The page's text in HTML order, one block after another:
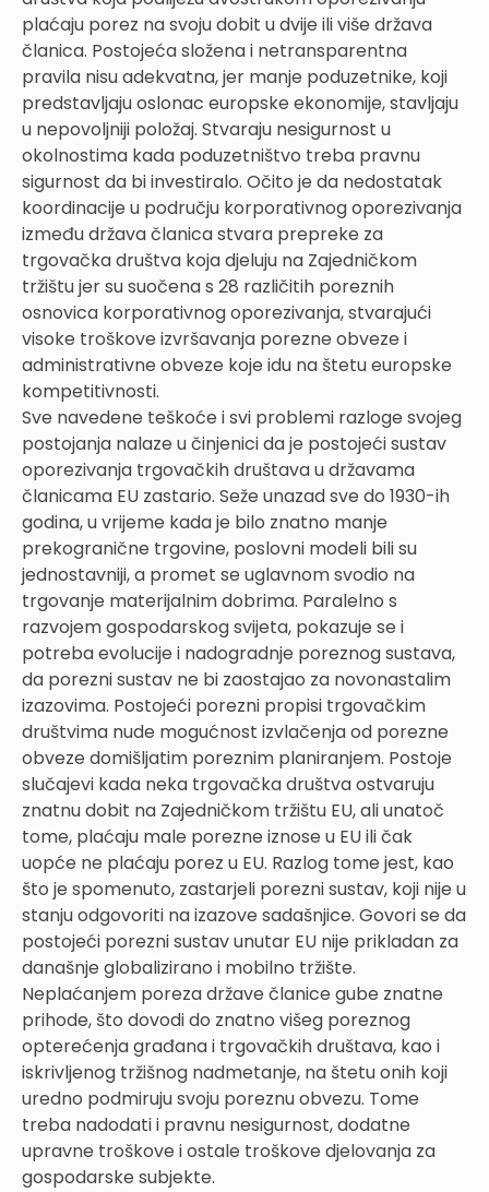
plaćaju porez na svoju dobit u dvije ili više država
članica. Postojeća složena i netransparentna
pravila nisu adekvatna, jer manje poduzetnike, koji
predstavljaju oslonac europske ekonomije, stavljaju
u nepovoljniji položaj. Stvaraju nesigurnost u
okolnostima kada poduzetništvo treba pravnu
sigurnost da bi investiralo. Očito je da nedostatak
koordinacije u području korporativnog oporezivanja
između država članica stvara prepreke za
trgovačka društva koja djeluju na Zajedničkom
tržištu jer su suočena s 28 različitih poreznih
osnovica korporativnog oporezivanja, stvarajući
visoke troškove izvršavanja porezne obveze i
administrativne obveze koje idu na štetu europske
kompetitivnosti.
Sve navedene teškoće i svi problemi razloge svojeg
postojanja nalaze u činjenici da je postojeći sustav
oporezivanja trgovačkih društava u državama
članicama EU zastario. Seže unazad sve do 1930-ih
godina, u vrijeme kada je bilo znatno manje
prekogranične trgovine, poslovni modeli bili su
jednostavniji, a promet se uglavnom svodio na
trgovanje materijalnim dobrima. Paralelno s
razvojem gospodarskog svijeta, pokazuje se i
potreba evolucije i nadogradnje poreznog sustava,
da porezni sustav ne bi zaostajao za novonastalim
izazovima. Postojeći porezni propisi trgovačkim
društvima nude mogućnost izvlačenja od porezne
obveze domišljatim poreznim planiranjem. Postoje
slučajevi kada neka trgovačka društva ostvaruju
znatnu dobit na Zajedničkom tržištu EU, ali unatoč
tome, plaćaju male porezne iznose u EU ili čak
uopće ne plaćaju porez u EU. Razlog tome jest, kao
što je spomenuto, zastarjeli porezni sustav, koji nije u
stanju odgovoriti na izazove sadašnjice. Govori se da
postojeći porezni sustav unutar EU nije prikladan za
današnje globalizirano i mobilno tržište.
Neplaćanjem poreza države članice gube znatne
prihode, što dovodi do znatno višeg poreznog
opterećenja građana i trgovačkih društava, kao i
iskrivljenog tržišnog nadmetanje, na štetu onih koji
uredno podmiruju svoju poreznu obvezu. Tome
treba nadodati i pravnu nesigurnost, dodatne
upravne troškove i ostale troškove djelovanja za
gospodarske subjekte.